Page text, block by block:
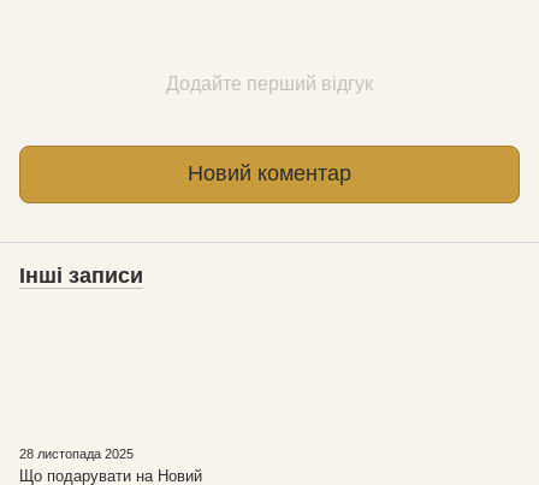
Додайте перший відгук
Новий коментар
Інші записи
28 листопада 2025
Що подарувати на Новий